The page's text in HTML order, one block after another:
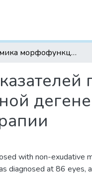
Динамика морфофункциональных показателей при неэкcсудативной возрастной макулярной дегенерации на фоне фотобиомодуляции и нутриентной терапии
with non-exudative
diagnosed at 86 eyes,